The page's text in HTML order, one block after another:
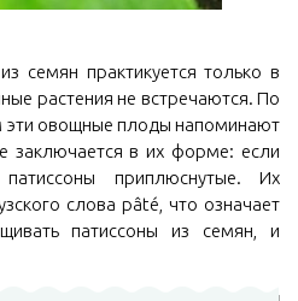
семян практикуется только в
растения не встречаются. По
эти овощные плоды напоминают
заключается в их форме: если
приплюснутые. Их
слова pâté, что означает
патиссоны из семян, и